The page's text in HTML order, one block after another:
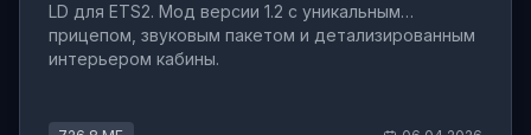
LD для ETS2. Мод версии 1.2 с уникальным
прицепом, звуковым пакетом и детализированным
интерьером кабины.